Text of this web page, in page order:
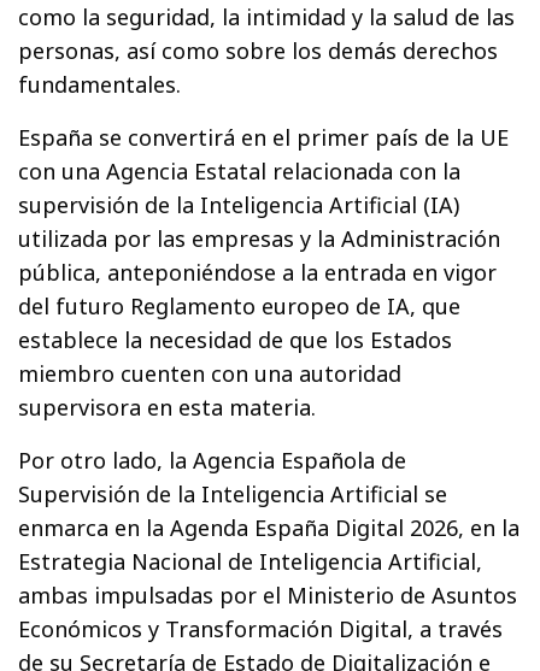
como la seguridad, la intimidad y la salud de las
personas, así como sobre los demás derechos
fundamentales.
España se convertirá en el primer país de la UE
con una Agencia Estatal relacionada con la
supervisión de la Inteligencia Artificial (IA)
utilizada por las empresas y la Administración
pública, anteponiéndose a la entrada en vigor
del futuro Reglamento europeo de IA, que
establece la necesidad de que los Estados
miembro cuenten con una autoridad
supervisora en esta materia.
Por otro lado, la Agencia Española de
Supervisión de la Inteligencia Artificial se
enmarca en la Agenda España Digital 2026, en la
Estrategia Nacional de Inteligencia Artificial,
ambas impulsadas por el Ministerio de Asuntos
Económicos y Transformación Digital, a través
de su Secretaría de Estado de Digitalización e